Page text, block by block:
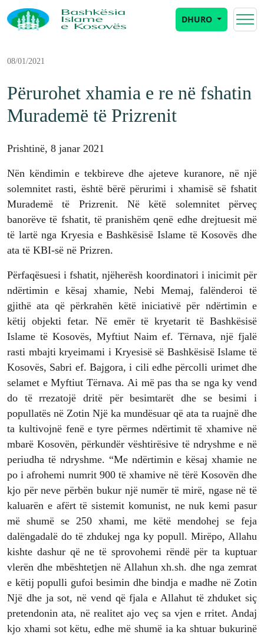
DHURO
08/01/2021
Përurohet xhamia e re në fshatin
Murademë të Prizrenit
Prishtinë, 8 janar 2021
Nën këndimin e tekbireve dhe ajeteve kuranore, në një
solemnitet rasti, është bërë përurimi i xhamisë së fshatit
Murademë të Prizrenit. Në këtë solemnitet përveç
banorëve të fshatit, të pranishëm qenë edhe drejtuesit më
të lartë nga Kryesia e Bashkësisë Islame të Kosovës dhe
ata të KBI-së në Prizren.
Përfaqësuesi i fshatit, njëherësh koordinatori i inicimit për
ndërtimin e kësaj xhamie, Nebi Memaj, falënderoi të
gjithë ata që përkrahën këtë iniciativë për ndërtimin e
këtij objekti fetar. Në emër të kryetarit të Bashkësisë
Islame të Kosovës, Myftiut Naim ef. Tërnava, një fjalë
rasti mbajti kryeimami i Kryesisë së Bashkësisë Islame të
Kosovës, Sabri ef. Bajgora, i cili edhe përcolli urimet dhe
selamet e Myftiut Tërnava. Ai më pas tha se nga ky vend
do të rrezatojë dritë për besimtarët dhe se besimi i
popullatës në Zotin Një ka mundësuar që ata ta ruajnë dhe
ta kultivojnë fenë e tyre përmes ndërtimit të xhamive në
mbarë Kosovën, përkundër vështirësive të ndryshme e në
periudha të ndryshme. “Me ndërtimin e kësaj xhamie ne
po i afrohemi numrit 900 të xhamive në tërë Kosovën dhe
kjo për neve përbën bukur një numër të mirë, ngase në të
kaluarën e afërt të sistemit komunist, ne nuk kemi pasur
më shumë se 250 xhami, me këtë mendohej se feja
dalëngadalë do të zhdukej nga ky popull. Mirëpo, Allahu
kishte dashur që ne të sprovohemi rëndë për ta kuptuar
vlerën dhe mbështetjen në Allahun xh.sh. dhe nga zemrat
e këtij populli gufoi besimin dhe bindja e madhe në Zotin
Një dhe ja sot, në vend që fjala e Allahut të zhduket siç
pretendonin ata, në realitet ajo veç sa vjen e rritet. Andaj
kjo xhami sot këtu, edhe më shumë ia ka shtuar bukurinë